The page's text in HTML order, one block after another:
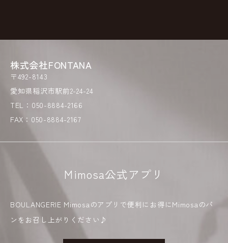
株式会社FONTANA
〒492-8143
愛知県稲沢市駅前2-24-24
TEL：050-8884-2166
FAX：050-8884-2167
Mimosa公式アプリ
BOULANGERIE Mimosaのアプリで便利にお得にMimosaのパ
ンをお召し上がりください♪